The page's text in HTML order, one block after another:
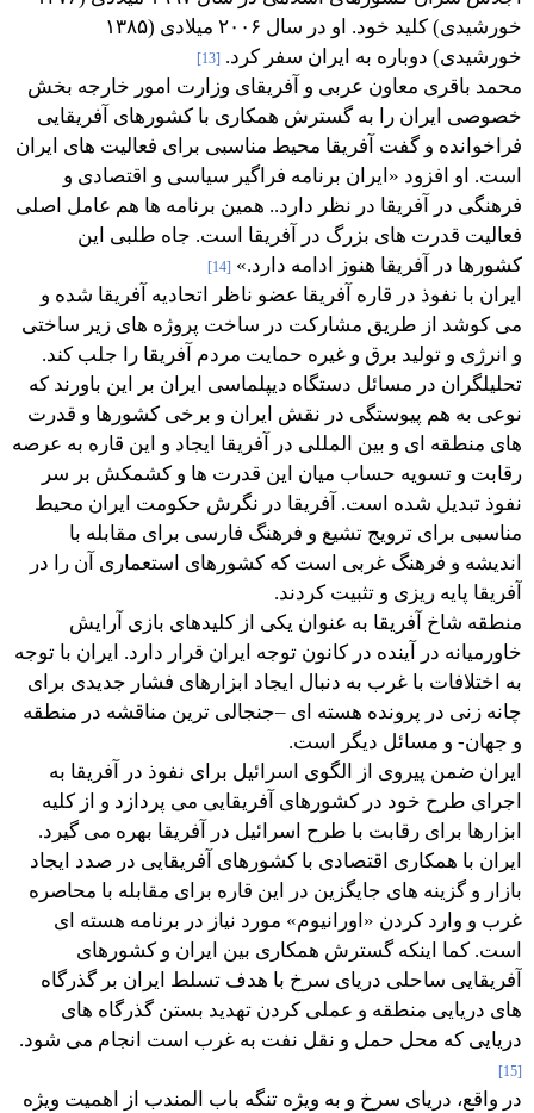
خورشیدی) کلید خود. او در سال ۲۰۰۶ میلادی (۱۳۸۵
خورشیدی) دوباره به ایران سفر کرد. [13]
محمد باقری معاون عربی و آفریقای وزارت امور خارجه بخش
خصوصی ایران را به گسترش همکاری با کشورهای آفریقایی
فراخوانده و گفت آفریقا محیط مناسبی برای فعالیت های ایران
است. او افزود «ایران برنامه فراگیر سیاسی و اقتصادی و
فرهنگی در آفریقا در نظر دارد.. همین برنامه ها هم عامل اصلی
فعالیت قدرت های بزرگ در آفریقا است. جاه طلبی این
کشورها در آفریقا هنوز ادامه دارد.»‌ [14]
ایران با نفوذ در قاره آفریقا عضو ناظر اتحادیه آفریقا شده و
می کوشد از طریق مشارکت در ساخت پروژه های زیر ساختی
و انرژی و تولید برق و غیره حمایت مردم آفریقا را جلب کند.
تحلیلگران در مسائل دستگاه دیپلماسی ایران بر این باورند که
نوعی به هم پیوستگی در نقش ایران و برخی کشورها و قدرت
های منطقه ای و بین المللی در آفریقا ایجاد و این قاره به عرصه
رقابت و تسویه حساب میان این قدرت ها و کشمکش بر سر
نفوذ تبدیل شده است. آفریقا در نگرش حکومت ایران محیط
مناسبی برای ترویج تشیع و فرهنگ فارسی برای مقابله با
اندیشه و فرهنگ غربی است که کشورهای استعماری آن را در
آفریقا پایه ریزی و تثبیت کردند.
منطقه شاخ آفریقا به عنوان یکی از کلیدهای بازی آرایش
خاورمیانه در آینده در کانون توجه ایران قرار دارد. ایران با توجه
به اختلافات با غرب به دنبال ایجاد ابزارهای فشار جدیدی برای
چانه زنی در پرونده هسته ای –جنجالی ترین مناقشه در منطقه
و جهان- و مسائل دیگر است.
ایران ضمن پیروی از الگوی اسرائیل برای نفوذ در آفریقا به
اجرای طرح خود در کشورهای آفریقایی می پردازد و از کلیه
ابزارها برای رقابت با طرح اسرائیل در آفریقا بهره می گیرد.
ایران با همکاری اقتصادی با کشورهای آفریقایی در صدد ایجاد
بازار و گزینه های جایگزین در این قاره برای مقابله با محاصره
غرب و وارد کردن «اورانیوم» مورد نیاز در برنامه هسته ای
است. کما اینکه گسترش همکاری بین ایران و کشورهای
آفریقایی ساحلی دریای سرخ با هدف تسلط ایران بر گذرگاه
های دریایی منطقه و عملی کردن تهدید بستن گذرگاه های
دریایی که محل حمل و نقل نفت به غرب است انجام می شود.
[15]
در واقع، دریای سرخ و به ویژه تنگه باب المندب از اهمیت ویژه